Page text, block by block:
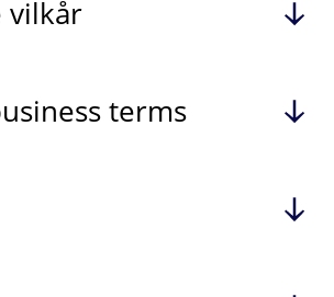
vilkår
terms